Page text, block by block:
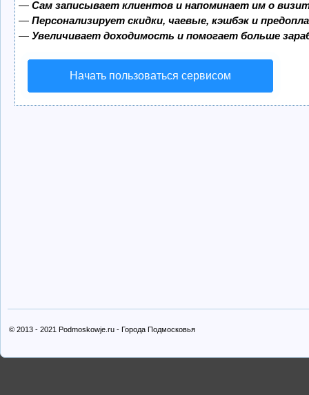
— Сам записывает клиентов и напоминает им о
— Персонализирует скидки, чаевые, кэшбэк и
— Увеличивает доходимость и помогает больше
Начать пользоваться сервисом
© 2013 - 2021 Podmoskowje.ru - Города Подмосковья